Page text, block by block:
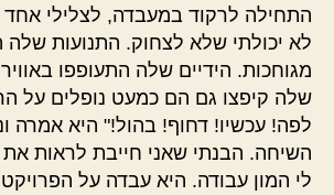
התחילה לרקוד במעבדה, לצלילי
לא יכולתי שלא לצחוק. התנועות שלה
מגוחכות. הידיים שלה התעופפו
שלה קיפצו גם הם כמעט נופלים על
לפה! עכשיו! דחוף! בהול!" היא אמרה
השיחה. הבנתי שאני חייבת לראות
לי המון עבודה. היא עבדה על